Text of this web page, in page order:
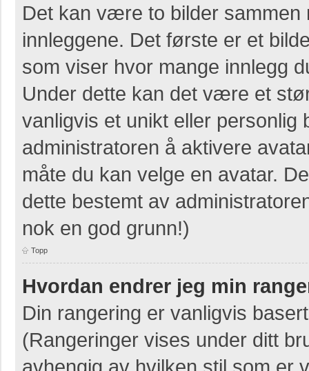
Det kan være to bilder
innleggene. Det første er et
som viser hvor mange innlegg
Under dette kan det være et
vanligvis et unikt eller personlig
administratoren å aktivere
måte du kan velge en avatar.
dette bestemt av
nok en god grunn!)
Topp
Hvordan endrer jeg min
Din rangering er vanligvis
(Rangeringer vises under ditt
avhengig av hvilken stil som er